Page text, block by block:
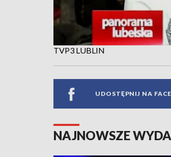
TVP3 LUBLIN
UDOSTĘPNIJ NA
NAJNOWSZE